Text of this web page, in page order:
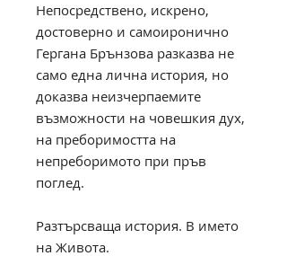
Непосредствено, искрено,
достоверно и самоиронично
Гергана Брънзова разказва не
само една лична история, но
доказва неизчерпаемите
възможности на човешкия дух,
на преборимостта на
непреборимото при пръв
поглед.
Разтърсваща история. В името
на Живота.